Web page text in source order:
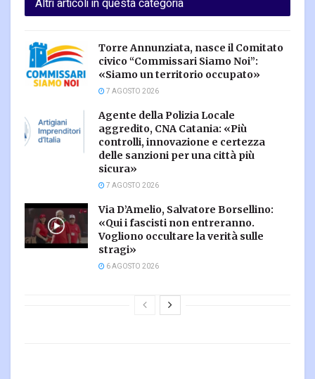
Altri articoli in questa categoria
Torre Annunziata, nasce il Comitato
civico “Commissari Siamo Noi”:
«Siamo un territorio occupato»
7 AGOSTO 2026
Agente della Polizia Locale
aggredito, CNA Catania: «Più
controlli, innovazione e certezza
delle sanzioni per una città più
sicura»
7 AGOSTO 2026
Via D’Amelio, Salvatore Borsellino:
«Qui i fascisti non entreranno.
Vogliono occultare la verità sulle
stragi»
6 AGOSTO 2026